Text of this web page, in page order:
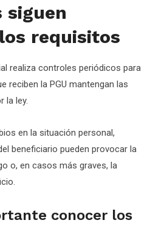
siguen
requisitos
realiza controles periódicos para
reciben la PGU mantengan las
la ley.
en la situación personal,
beneficiario pueden provocar la
o, en casos más graves, la
conocer los